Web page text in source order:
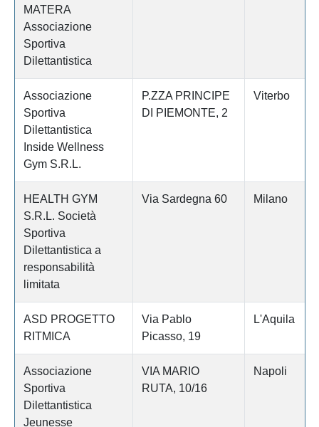
MATERA
Associazione
Sportiva
Dilettantistica
Associazione
Sportiva
Dilettantistica
Inside Wellness
Gym S.R.L.
P.ZZA PRINCIPE
DI PIEMONTE, 2
Viterbo
HEALTH GYM
S.R.L. Società
Sportiva
Dilettantistica a
responsabilità
limitata
Via Sardegna 60 Milano
ASD PROGETTO
RITMICA
Via Pablo
Picasso, 19
L'Aquila
Associazione
Sportiva
Dilettantistica
Jeunesse
VIA MARIO
RUTA, 10/16
Napoli